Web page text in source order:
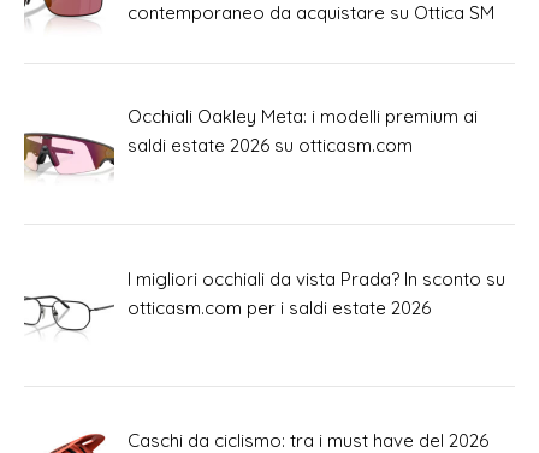
contemporaneo da acquistare su Ottica SM
Occhiali Oakley Meta: i modelli premium ai
saldi estate 2026 su otticasm.com
I migliori occhiali da vista Prada? In sconto su
otticasm.com per i saldi estate 2026
Caschi da ciclismo: tra i must have del 2026